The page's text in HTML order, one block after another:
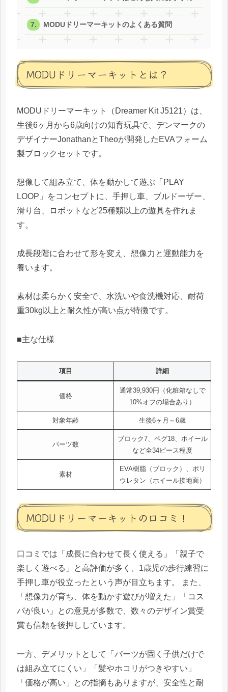
MODUドリーマーキットのよくある質問
MODUドリーマーキットとは？
MODUドリーマーキット（Dreamer Kit J5121）は、
生後6ヶ月から6歳向けの知育玩具で、デンマークの
デザイナーJonathanとTheoが開発したEVAフォーム
製ブロックセットです。
想像して組み立て、体を動かして遊ぶ「PLAY
LOOP」をコンセプトに、手押し車、ブルドーザー、
滑り台、ロボットなど25種類以上の遊具を作れま
す。
成長段階に合わせて形を変え、想像力と運動能力を
養います。
素材は柔らかく安全で、水洗いや食洗機対応、耐荷
重30kg以上と耐久性が高い点が特徴です。
■主な仕様
項目 詳細
価格
通常39,930円（化粧箱なしで
10%オフの場合あり）
対象年齢 生後6ヶ月～6歳
パーツ数
ブロック7、ペグ18、ホイール
など全34ピース程度
素材
EVA樹脂（ブロック）、ポリ
ウレタン（ホイール接地面）
MODUドリーマーキットの口コミ！
口コミでは「成長に合わせて長く使える」「親子で
楽しく遊べる」と高評価が多く、1歳児の歩行練習に
手押し車が役立ったという声が目立ちます。 また、
「想像力が育ち、体を動かす遊びが増えた」「コス
パが良い」との意見が多数で、数々のデザイン賞受
賞も信頼を後押ししています。
一方、デメリットとして「パーツが固く子供だけで
は組み立てにくい」「髪やホコリがつきやすい」
「価格が高い」との指摘もありますが、安全性と耐